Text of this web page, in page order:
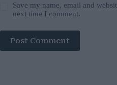
Save my name, email and
next time I comment.
Post Comment